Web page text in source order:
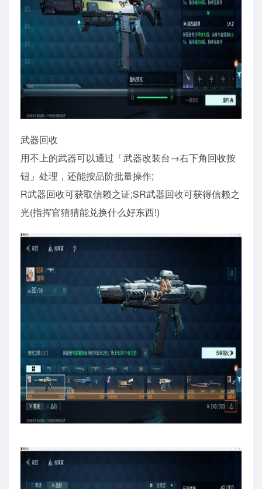
武器回收
用不上的武器可以通过「武器改装台→右下角回收按
钮」处理，还能按品阶批量操作;
R武器回收可获取信赖之证;SR武器回收可获得信赖之
光(指挥官猜猜能兑换什么好东西!)